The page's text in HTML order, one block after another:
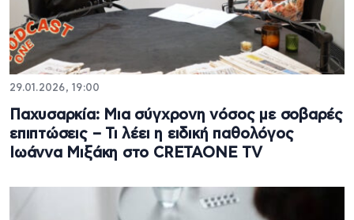
29.01.2026, 19:00
Παχυσαρκία: Μια σύγχρονη νόσος με σοβαρές
επιπτώσεις – Τι λέει η ειδική παθολόγος
Ιωάννα Μιξάκη στο CRETAONE TV